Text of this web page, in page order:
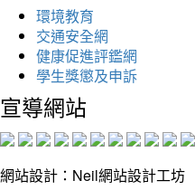
環境教育
交通安全網
健康促進評鑑網
學生獎懲及申訴
宣導網站
網站設計：Neil網站設計工坊